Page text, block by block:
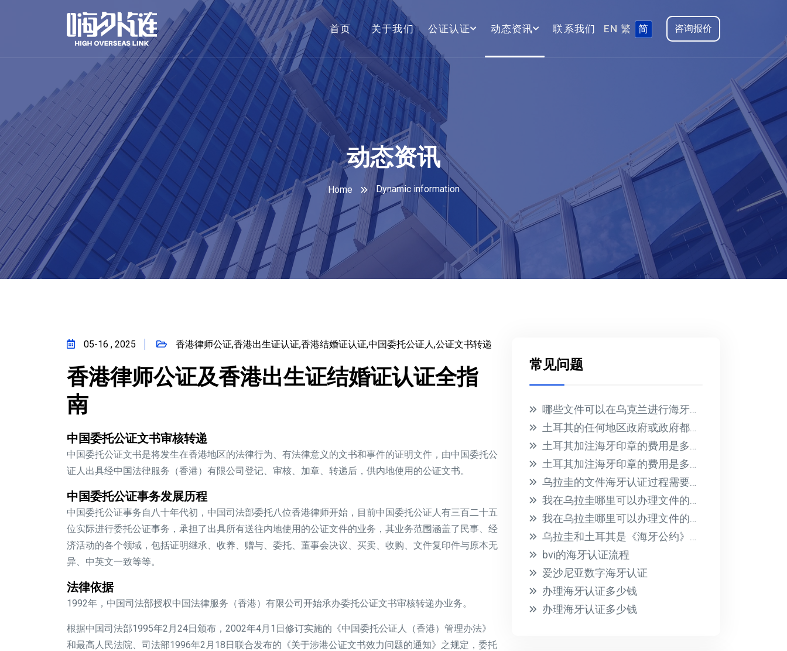
首页 关于我们 公证认证 动态资讯 联系我们 EN 繁 简 咨询报价
动态资讯
Home Dynamic information
05-16 , 2025 香港律师公证,香港出生证认证,香港结婚证认证,中国委托公证人,公证文书转递
香港律师公证及香港出生证结婚证认证全指
南
中国委托公证文书审核转递
中国委托公证文书是将发生在香港地区的法律行为、有法律意义的文书和事件的证明文件，由中国委托公
证人出具经中国法律服务（香港）有限公司登记、审核、加章、转递后，供内地使用的公证文书。
中国委托公证事务发展历程
中国委托公证事务自八十年代初，中国司法部委托八位香港律师开始，目前中国委托公证人有三百二十五
位实际进行委托公证事务，承担了出具所有送往内地使用的公证文件的业务，其业务范围涵盖了民事、经
济活动的各个领域，包括证明继承、收养、赠与、委托、董事会决议、买卖、收购、文件复印件与原本无
异、中英文一致等等。
法律依据
1992年，中国司法部授权中国法律服务（香港）有限公司开始承办委托公证文书审核转递办业务。
根据中国司法部1995年2月24日颁布，2002年4月1日修订实施的《中国委托公证人（香港）管理办法》
和最高人民法院、司法部1996年2月18日联合发布的《关于涉港公证文书效力问题的通知》之规定，委托
常见问题
哪些文件可以在乌克兰进行海牙认证？
土耳其的任何地区政府或政府都不会为在国外收到的文件提供海牙认证
土耳其加注海牙印章的费用是多少？
土耳其加注海牙印章的费用是多少？
乌拉圭的文件海牙认证过程需要多长时间？此过程的相关费用是多少？
我在乌拉圭哪里可以办理文件的海牙认证？有哪些必要的要求？
我在乌拉圭哪里可以办理文件的海牙认证？有哪些必要的要求？
乌拉圭和土耳其是《海牙公约》的成员国
bvi的海牙认证流程
爱沙尼亚数字海牙认证
办理海牙认证多少钱
办理海牙认证多少钱